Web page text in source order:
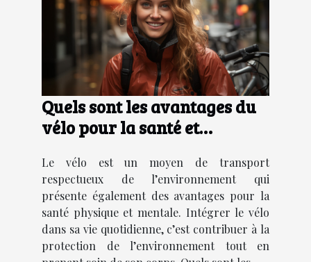
Quels sont les avantages du
vélo pour la santé et
Le vélo est un moyen de transport
respectueux de l’environnement qui
présente également des avantages pour la
santé physique et mentale. Intégrer le vélo
dans sa vie quotidienne, c’est contribuer à la
protection de l’environnement tout en